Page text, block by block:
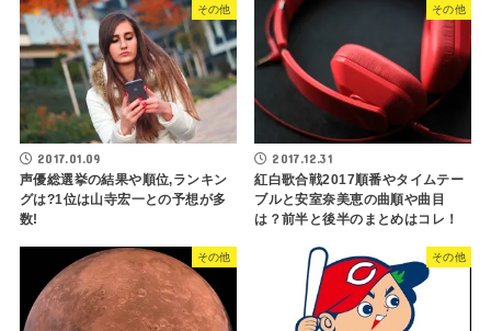
その他
2017.01.09
声優総選挙の結果や順位,ランキン
グは?1位は山寺宏一との予想が多
数!
その他
2017.12.31
紅白歌合戦2017順番やタイムテー
ブルと安室奈美恵の曲順や曲目
は？前半と後半のまとめはコレ！
その他 その他